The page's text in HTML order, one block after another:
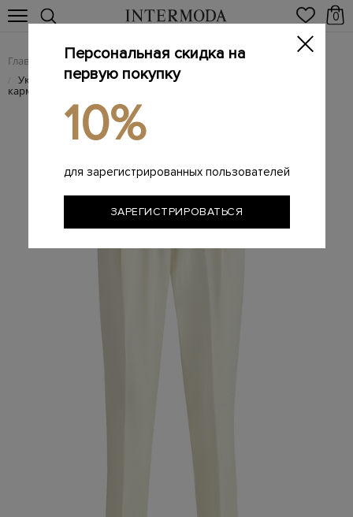
0
Главная Женщинам / Женская одежда / Женские брюки
/ Укороченные брюки из шерстяной ткани c вышивкой на
карманах
Персональная скидка на
первую покупку
10%
для зарегистрированных пользователей
ЗАРЕГИСТРИРОВАТЬСЯ